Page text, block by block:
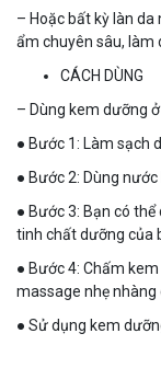
– Hoặc bất kỳ làn
ẩm chuyên sâu, làm
CÁCH DÙNG
– Dùng kem dưỡng
● Bước 1: Làm sạch
● Bước 2: Dùng
● Bước 3: Bạn có
tinh chất dưỡng của
● Bước 4: Chấm
massage nhẹ
● Sử dụng kem